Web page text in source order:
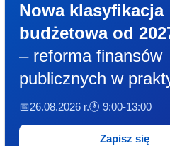
Nowa klasyfikacja
budżetowa od
– reforma finansów
publicznych w
📅26.08.2026 r.🕐 9:00-13:00
Zapisz się